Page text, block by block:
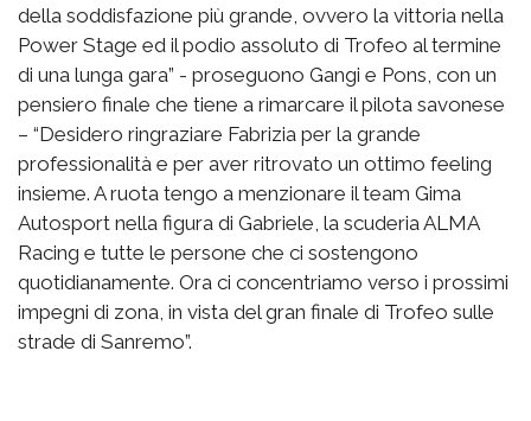
della soddisfazione più grande, ovvero la vittoria nella
Power Stage ed il podio assoluto di Trofeo al termine
di una lunga gara” - proseguono Gangi e Pons, con un
pensiero finale che tiene a rimarcare il pilota savonese
– “Desidero ringraziare Fabrizia per la grande
professionalità e per aver ritrovato un ottimo feeling
insieme. A ruota tengo a menzionare il team Gima
Autosport nella figura di Gabriele, la scuderia ALMA
Racing e tutte le persone che ci sostengono
quotidianamente. Ora ci concentriamo verso i prossimi
impegni di zona, in vista del gran finale di Trofeo sulle
strade di Sanremo”.